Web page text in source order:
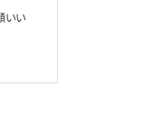
いい